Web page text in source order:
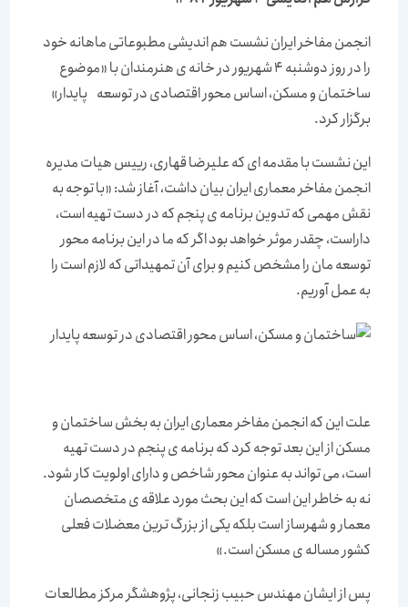
انجمن مفاخر ایران نشست هم اندیشی مطبوعاتی ماهانه خود
را در روز دوشنبه 4 شهریور در خانه ی هنرمندان با «موضوع
ساختمان و مسکن، اساس محور اقتصادی در توسعه پایدار»
برگزار کرد.
این نشست با مقدمه ای که علیرضا قهاری، رییس هیات مدیره
انجمن مفاخر معماری ایران بیان داشت، آغاز شد: «با توجه به
نقش مهمی که تدوین برنامه ی پنجم که در دست تهیه است،
داراست، چقدر موثر خواهد بود اگر که ما در این برنامه محور
توسعه مان را مشخص کنیم و برای آن تمهیداتی که لازم است را
به عمل آوریم.
علت این که انجمن مفاخر معماری ایران به بخش ساختمان و
مسکن از این بعد توجه کرد که برنامه ی پنجم در دست تهیه
است، می تواند به عنوان محور شاخص و دارای اولویت کار شود.
نه به خاطر این است که این بحث مورد علاقه ی متخصصان
معمار و شهرساز است بلکه یکی از بزرگ ترین معضلات فعلی
کشور مساله ی مسکن است.»
پس از ایشان مهندس حبیب زنجانی، پژوهشگر مرکز مطالعات